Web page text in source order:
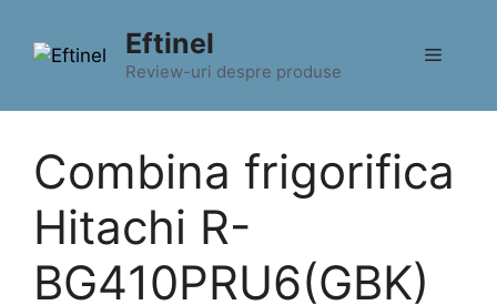
conținut
Eftinel
Review-uri despre produse
Meniu
Combina frigorifica
Hitachi R-
BG410PRU6(GBK)